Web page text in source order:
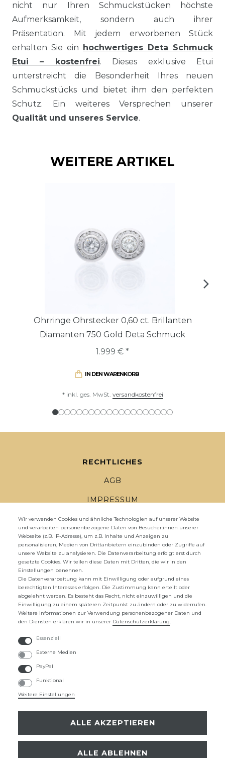
nicht nur Ihren Schmuckstücken höchste
Aufmerksamkeit, sondern auch ihrer
Präsentation. Mit jedem erworbenen Stück
erhalten Sie ein
hochwertiges Deta Schmuck
Etui – kostenfrei. Dieses exklusive Etui
unterstreicht die Besonderheit Ihres neuen
Schmuckstücks und bietet ihm den perfekten
Schutz. Ein weiteres Versprechen unserer
Qualität und unseres Service.
WEITERE ARTIKEL
Ohrringe Ohrstecker 0,60 ct. Brillanten
Diamanten 750 Gold Deta Schmuck
1.999 € *
IN DEN WARENKORB
* inkl. ges. MwSt. versandkostenfrei
RECHTLICHES
AGB
IMPRESSUM
DATENSCHUTZ
WIDERRUFSRECHT
WIDERRUFS­FORMULAR
ZAHLUNG UND VERSAND
UNTERNEHMEN
ÜBER UNS
SICHER EINKAUFEN
Wir verwenden Cookies und ähnliche Technologien auf unserer Website
und verarbeiten personenbezogene Daten von Besucher:innen unserer
Webseite (z.B. IP-Adresse), um z.B. Inhalte und Anzeigen zu
personalisieren, Medien von Drittanbietern einzubinden oder Zugriffe auf
unsere Website zu analysieren. Die Datenverarbeitung erfolgt erst durch
gesetzte Cookies. Wir teilen diese Daten mit Dritten, die wir in den
Einstellungen benennen.
Die Datenverarbeitung kann mit Einwilligung oder aufgrund eines
berechtigten Interesses erfolgen. Die Zustimmung kann erteilt oder
abgelehnt werden. Es besteht das Recht, nicht einzuwilligen und die
Einwilligung zu einem späteren Zeitpunkt zu ändern oder zu widerrufen.
Weitere Informationen zur Verwendung personenbezogener Daten und
den Diensten erklären wir in unserer Daten­schutz­erklärung.
Essenziell
Externe Medien
PayPal
Funktional
Weitere Einstellungen
ALLE AKZEPTIEREN
ALLE ABLEHNEN